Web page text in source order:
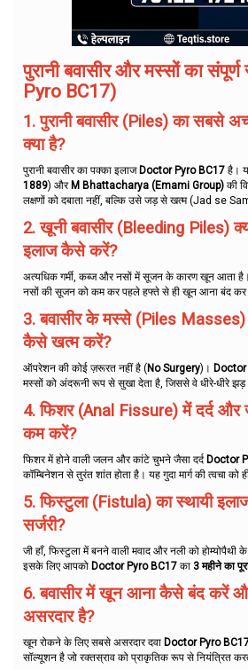
पुरानी बवासीर और मस्सों का
Pyro BC17)
1. पुरानी बवासीर (Piles) का सबसे
क्या है?
पुरानी बवासीर का पक्का इलाज Doctor Pyro BC17 है।
1889) और M Bhattacharya (Emami Group) की
लक्षणों को दबाता नहीं, बल्कि उसे जड़ से खत्म (Jad se
2. खूनी बवासीर (Bleeding Piles)
इलाज कैसे करें?
अत्यधिक गर्मी, कब्ज और नसों में सूजन के कारण खून आता है।
नसों की सूजन को कम कर पहले हफ्ते से ही खून आना बंद कर
3. बवासीर के मस्से (Piles Masses)
कैसे खत्म करें?
ऑपरेशन की कोई ज़रूरत नहीं है (No Surgery)।
मस्सों को अंदरूनी रूप से सुखा देता है, जिससे वे धीरे-धीरे झड़
4. फिशर (Anal Fissure) में दर्द
कम करें?
फिशर में होने वाली जलन और कांटे चुभने जैसा दर्द Doctor
कॉम्बिनेशन से तुरंत शांत होता है। यह गुदा मार्ग की त्वचा
5. फिस्टुला (Fistula) का स्थायी
सर्जरी?
जी हाँ, फिस्टुला में बनने वाली मवाद और नली को होम्योपैथी
इसके लिए आपको Doctor Pyro BC17 का 3 महीने का
6. बवासीर में खून आना कैसे बंद करें
असरदार है?
खून रोकने के लिए सबसे असरदार दवा Doctor Pyro
सॉल्यूशन है जो रक्तस्राव को प्राकृतिक रूप से नियंत्रित